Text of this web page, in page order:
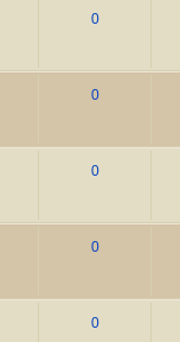
0
0
0
0
0